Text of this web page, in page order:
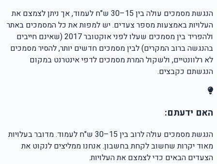
הנגשת מסמכים עולה בין 15–30 ש"ח לעמוד, אך ניתן לצמצם את
העלויות באמצעות מספר צעדים. יש למפות את כל המסמכים באתר
ולהפריד בין מסמכים שעלו לפני אוקטובר 2017 (שאינם חייבים
בהנגשה ברוב המקרים) לבין מסמכים חדשים יותר, להסיר מסמכים
לא רלוונטיים, ולשקול המרת מסמכים לדפי אינטרנט במקום
הנגשתם כקבצים.
האם ידעתם:
הנגשת מסמכים עולה לרוב בין 15–30 ש"ח לעמוד. מדובר בעלויות
מאוד יקרות שחשוב לקחת בחשבון. אנחנו ממליצים לנקוט את
הצעדים הבאים כדי לצמצם את העלויות.